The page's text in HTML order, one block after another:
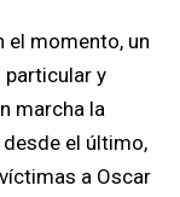
particular y
marcha la
el último,
a Oscar